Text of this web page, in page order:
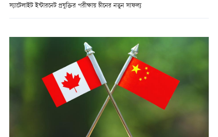
স্যাটেলাইট ইন্টারনেট প্রযুক্তির পরীক্ষায় চীনের নতুন সাফল্য